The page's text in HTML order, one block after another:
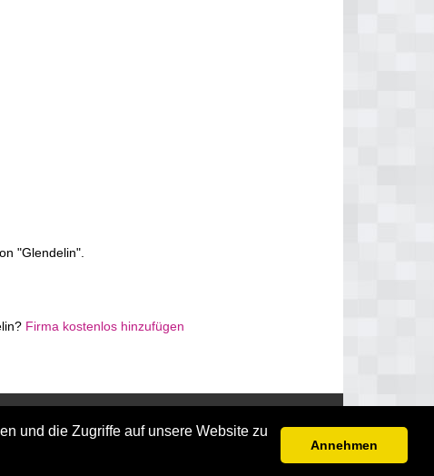
und die Zugriffe auf unsere Website zu
Annehmen
"Glendelin".
Firma kostenlos hinzufügen